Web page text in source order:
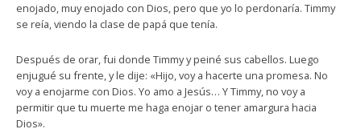
enojado, muy enojado con Dios, pero que yo lo perdonaría. Timmy
se reía, viendo la clase de papá que tenía.
Después de orar, fui donde Timmy y peiné sus cabellos. Luego
enjugué su frente, y le dije: «Hijo, voy a hacerte una promesa. No
voy a enojarme con Dios. Yo amo a Jesús… Y Timmy, no voy a
permitir que tu muerte me haga enojar o tener amargura hacia
Dios».